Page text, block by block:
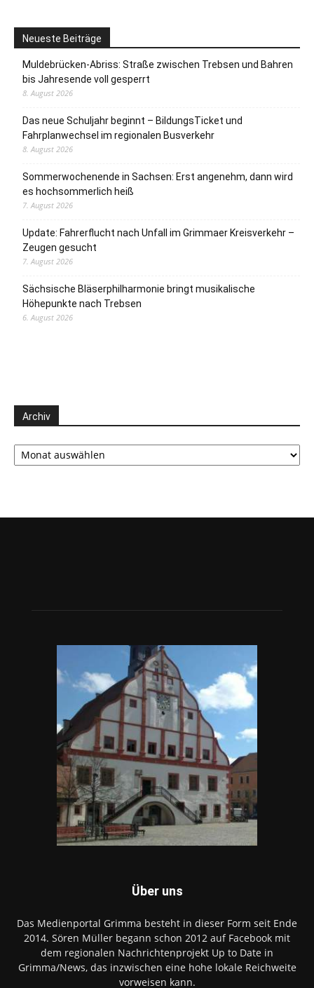
Neueste Beiträge
Muldebrücken-Abriss: Straße zwischen Trebsen und Bahren
bis Jahresende voll gesperrt
8. August 2026
Das neue Schuljahr beginnt – BildungsTicket und
Fahrplanwechsel im regionalen Busverkehr
8. August 2026
Sommerwochenende in Sachsen: Erst angenehm, dann wird
es hochsommerlich heiß
7. August 2026
Update: Fahrerflucht nach Unfall im Grimmaer Kreisverkehr –
Zeugen gesucht
7. August 2026
Sächsische Bläserphilharmonie bringt musikalische
Höhepunkte nach Trebsen
6. August 2026
Archiv
Archiv
Über uns
Das Medienportal Grimma besteht in dieser Form seit Ende
2014. Sören Müller begann schon 2012 auf Facebook mit
dem regionalen Nachrichtenprojekt Up to Date in
Grimma/News, das inzwischen eine hohe lokale Reichweite
vorweisen kann.